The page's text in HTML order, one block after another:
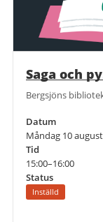
Saga och
Bergsjöns
Datum
Måndag 10
Tid
15:00–16:00
Status
Inställd